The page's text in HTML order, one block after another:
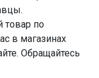
товар по
в магазинах
Обращайтесь